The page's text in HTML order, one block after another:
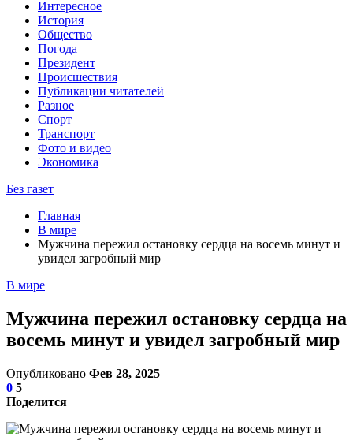
Интересное
История
Общество
Погода
Президент
Происшествия
Публикации читателей
Разное
Спорт
Транспорт
Фото и видео
Экономика
Без газет
Главная
В мире
Мужчина пережил остановку сердца на восемь минут и
увидел загробный мир
В мире
Мужчина пережил остановку сердца на
восемь минут и увидел загробный мир
Опубликовано Фев 28, 2025
0 5
Поделится